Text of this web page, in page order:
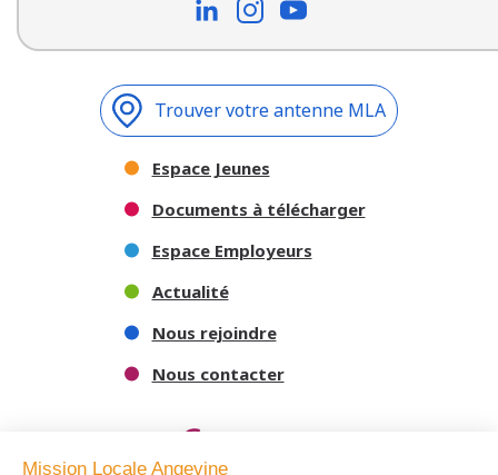
Trouver votre antenne MLA
Espace Jeunes
Documents à télécharger
Espace Employeurs
Actualité
Nous rejoindre
Nous contacter
Mission Locale Angevine